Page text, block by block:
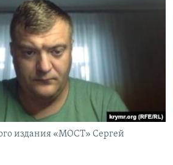
издания «МОСТ» Сергей